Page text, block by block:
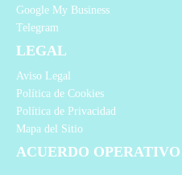
Google My Business
Telegram
LEGAL
Aviso Legal
Política de Cookies
Política de Privacidad
Mapa del Sitio
ACUERDO OPERATIVO